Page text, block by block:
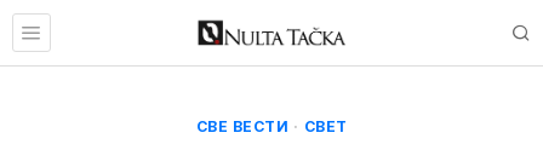
СВЕ ВЕСТИ · СВЕТ